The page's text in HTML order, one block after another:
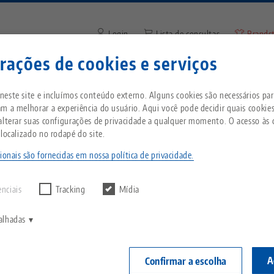
de cookies e serviços
site e incluímos conteúdo externo. Alguns cookies são necessários
a melhorar a experiência do usuário. Aqui você pode decidir quais
suas configurações de privacidade a qualquer momento. O acesso às
no rodapé do site.
são fornecidas em nossa política de privacidade.
Tracking Mídia
Confirmar a escolha
à nossa página dos EUA para ver o conteúdo
do país.
usa.com
Tudo em uma única
solução
Sistema de fixação por
Breadcrumb
Sobre a LANG
Inovações
Serviço
Downloads
Solicitação de catálogo
Notícias
Blog
Eventos
Login Lista de consultas
Digite o termo de pesquisa
77, Mordente central + fuso
Makro•Grip
largura
Número do